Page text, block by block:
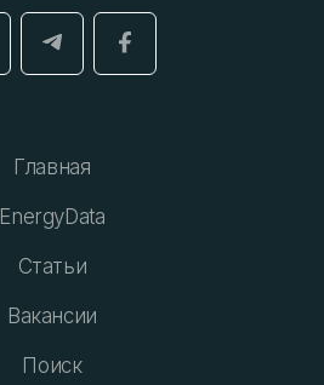
Главная
EnergyData
Статьи
Вакансии
Поиск